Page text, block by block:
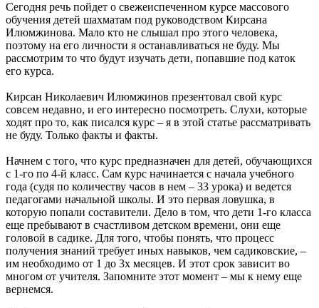
Сегодня речь пойдет о свежеиспеченном курсе массового
обучения детей шахматам под руководством Кирсана
Илюмжинова. Мало кто не слышал про этого человека,
поэтому на его личности я останавливаться не буду. Мы
рассмотрим то что будут изучать дети, попавшие под каток
его курса.
Кирсан Николаевич Илюмжинов презентовал свой курс
совсем недавно, и его интересно посмотреть. Слухи, которые
ходят про то, как писался курс – я в этой статье рассматривать
не буду. Только факты и факты.
Начнем с того, что курс предназначен для детей, обучающихся
с 1-го по 4-й класс. Сам курс начинается с начала учебного
года (судя по количеству часов в нем – 33 урока) и ведется
педагогами начальной школы. И это первая ловушка, в
которую попали составители. Дело в том, что дети 1-го класса
еще пребывают в счастливом детском времени, они еще
головой в садике. Для того, чтобы понять, что процесс
получения знаний требует иных навыков, чем садиковские, –
им необходимо от 1 до 3х месяцев. И этот срок зависит во
многом от учителя. Запомните этот момент – мы к нему еще
вернемся.